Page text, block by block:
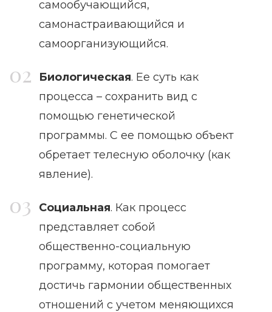
самообучающийся,
самонастраивающийся и
самоорганизующийся.
Биологическая. Ее суть как
процесса – сохранить вид с
помощью генетической
программы. С ее помощью объект
обретает телесную оболочку (как
явление).
Социальная. Как процесс
представляет собой
общественно-социальную
программу, которая помогает
достичь гармонии общественных
отношений с учетом меняющихся